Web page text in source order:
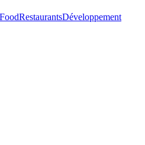
FoodRestaurantsDéveloppement